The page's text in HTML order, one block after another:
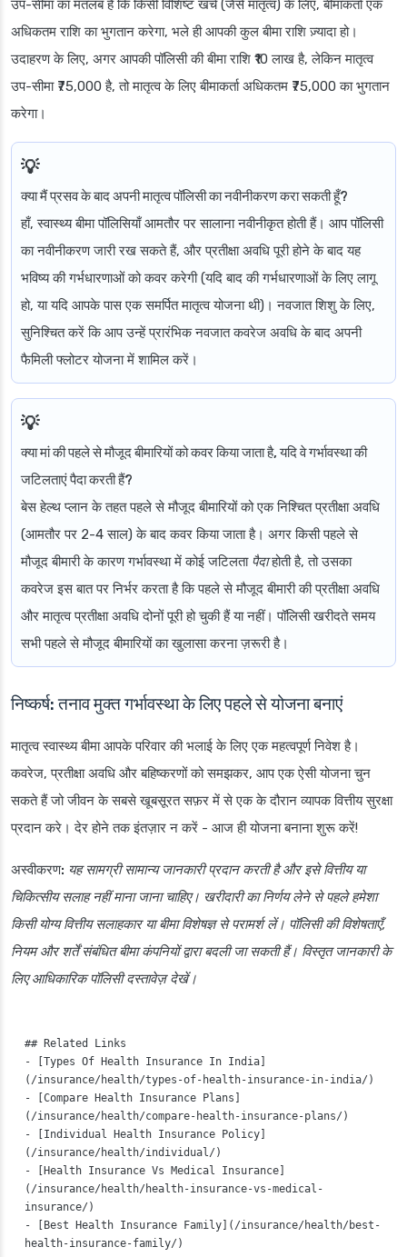
उप-सीमा का मतलब है कि किसी विशिष्ट खर्च (जैसे मातृत्व) के लिए, बीमाकर्ता एक
अधिकतम राशि का भुगतान करेगा, भले ही आपकी कुल बीमा राशि ज़्यादा हो।
उदाहरण के लिए, अगर आपकी पॉलिसी की बीमा राशि ₹10 लाख है, लेकिन मातृत्व
उप-सीमा ₹75,000 है, तो मातृत्व के लिए बीमाकर्ता अधिकतम ₹75,000 का भुगतान
करेगा।
क्या मैं प्रसव के बाद अपनी मातृत्व पॉलिसी का नवीनीकरण करा सकती हूँ?
हाँ, स्वास्थ्य बीमा पॉलिसियाँ आमतौर पर सालाना नवीनीकृत होती हैं। आप पॉलिसी
का नवीनीकरण जारी रख सकते हैं, और प्रतीक्षा अवधि पूरी होने के बाद यह
भविष्य की गर्भधारणाओं को कवर करेगी (यदि बाद की गर्भधारणाओं के लिए लागू
हो, या यदि आपके पास एक समर्पित मातृत्व योजना थी)। नवजात शिशु के लिए,
सुनिश्चित करें कि आप उन्हें प्रारंभिक नवजात कवरेज अवधि के बाद अपनी
फैमिली फ्लोटर योजना में शामिल करें।
क्या मां की पहले से मौजूद बीमारियों को कवर किया जाता है, यदि वे गर्भावस्था की
जटिलताएं पैदा करती हैं?
बेस हेल्थ प्लान के तहत पहले से मौजूद बीमारियों को एक निश्चित प्रतीक्षा अवधि
(आमतौर पर 2-4 साल) के बाद कवर किया जाता है। अगर किसी पहले से
मौजूद बीमारी के कारण गर्भावस्था में कोई जटिलता पैदाहोती है, तो उसका
कवरेज इस बात पर निर्भर करता है कि पहले से मौजूद बीमारी की प्रतीक्षा अवधि
और मातृत्व प्रतीक्षा अवधि दोनों पूरी हो चुकी हैं या नहीं। पॉलिसी खरीदते समय
सभी पहले से मौजूद बीमारियों का खुलासा करना ज़रूरी है।
निष्कर्ष: तनाव मुक्त गर्भावस्था के लिए पहले से योजना बनाएं
मातृत्व स्वास्थ्य बीमा आपके परिवार की भलाई के लिए एक महत्वपूर्ण निवेश है।
कवरेज, प्रतीक्षा अवधि और बहिष्करणों को समझकर, आप एक ऐसी योजना चुन
सकते हैं जो जीवन के सबसे खूबसूरत सफ़र में से एक के दौरान व्यापक वित्तीय सुरक्षा
प्रदान करे। देर होने तक इंतज़ार न करें - आज ही योजना बनाना शुरू करें!
अस्वीकरण: यह सामग्री सामान्य जानकारी प्रदान करती है और इसे वित्तीय या
चिकित्सीय सलाह नहीं माना जाना चाहिए। खरीदारी का निर्णय लेने से पहले हमेशा
किसी योग्य वित्तीय सलाहकार या बीमा विशेषज्ञ से परामर्श लें। पॉलिसी की विशेषताएँ,
नियम और शर्तें संबंधित बीमा कंपनियों द्वारा बदली जा सकती हैं। विस्तृत जानकारी के
लिए आधिकारिक पॉलिसी दस्तावेज़ देखें।
## Related Links
- [Types Of Health Insurance In India]
(/insurance/health/types-of-health-insurance-in-india/)
- [Compare Health Insurance Plans]
(/insurance/health/compare-health-insurance-plans/)
- [Individual Health Insurance Policy]
(/insurance/health/individual/)
- [Health Insurance Vs Medical Insurance]
(/insurance/health/health-insurance-vs-medical-
insurance/)
- [Best Health Insurance Family](/insurance/health/best-